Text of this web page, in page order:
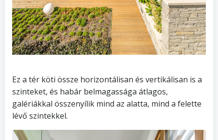
Ez a tér köti össze horizontálisan és vertikálisan is a
szinteket, és habár belmagassága átlagos,
galériákkal összenyílik mind az alatta, mind a felette
lévő szintekkel.